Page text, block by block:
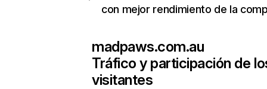
con mejor rendimiento de la
madpaws.com.au
Tráfico y participación de
visitantes